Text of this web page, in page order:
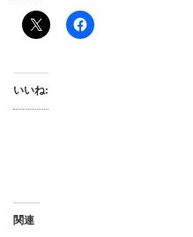
いいね:
関連